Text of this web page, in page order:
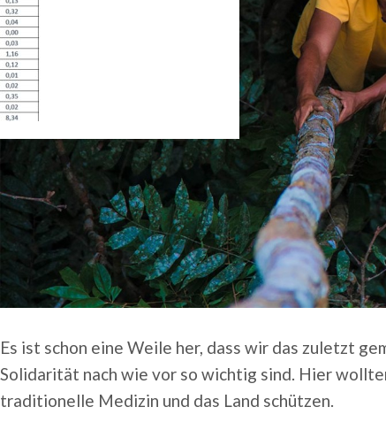
Es ist schon eine Weile her, dass wir das zuletzt
Solidarität nach wie vor so wichtig sind. Hier
traditionelle Medizin und das Land schützen.